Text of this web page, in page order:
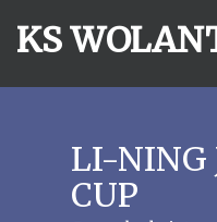
KS
LI-NING
CUP